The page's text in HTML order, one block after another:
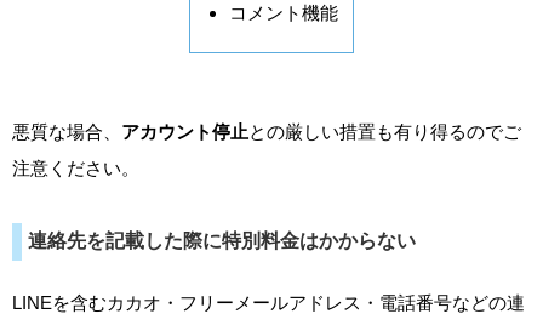
コメント機能
悪質な場合、 アカウント停止との厳しい措置も有り得るのでご
注意ください。
連絡先を記載した際に特別料金はかからない
LINEを含むカカオ・フリーメールアドレス・電話番号などの連